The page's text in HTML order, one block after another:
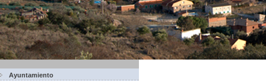
Ayuntamiento